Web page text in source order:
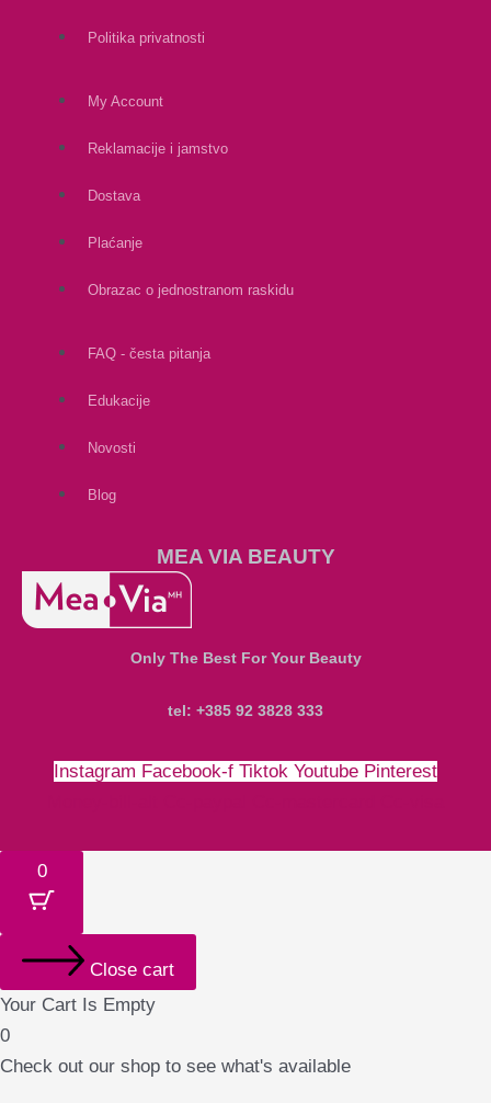
Politika privatnosti
My Account
Reklamacije i jamstvo
Dostava
Plaćanje
Obrazac o jednostranom raskidu
FAQ - česta pitanja
Edukacije
Novosti
Blog
MEA VIA BEAUTY
Only The Best For Your Beauty
tel: +385 92 3828 333
Instagram Facebook-f Tiktok Youtube Pinterest
0
Close cart
Your Cart Is Empty
0
Check out our shop to see what's available